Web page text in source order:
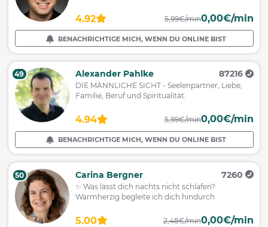
4.92 5,99€/min0,00€/min
BENACHRICHTIGE MICH, WENN DU ONLINE BIST
49 Alexander Pahlke 87216
DIE MÄNNLICHE SICHT - Seelenpartner, Liebe,
Familie, Beruf und Spiritualität.
4.94 5,99€/min0,00€/min
BENACHRICHTIGE MICH, WENN DU ONLINE BIST
50 Carina Bergner 7260
✨ Was lässt dich nachts nicht schlafen?
Warmherzig begleite ich dich hindurch
5.00 2,48€/min0,00€/min